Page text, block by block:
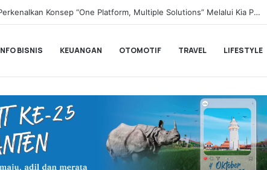
Transformasi Digital Perkuat Layanan, Bank bjb Raih Lima Titanium Awards pada PRIMA Awards 2026
BISNIS KEUANGAN OTOMOTIF TRAVEL LIFESTYLE